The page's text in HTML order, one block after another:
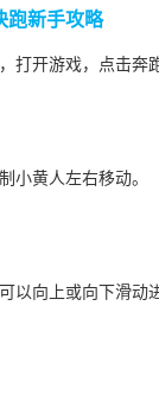
跑新手攻略
打开游戏，点击奔
小黄人左右移动。
以向上或向下滑动